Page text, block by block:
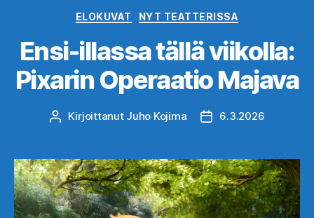
Kategoriat
ELOKUVAT NYT TEATTERISSA
Ensi-illassa tällä viikolla:
Pixarin Operaatio Majava
Kirjoittaja
Kirjoittanut Juho Kojima Julkaisupäivämäärä
6.3.2026